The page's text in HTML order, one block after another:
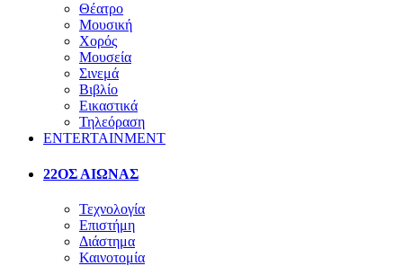
Θέατρο
Μουσική
Χορός
Μουσεία
Σινεμά
Βιβλίο
Εικαστικά
Τηλεόραση
ENTERTAINMENT
22ΟΣ ΑΙΩΝΑΣ
Τεχνολογία
Επιστήμη
Διάστημα
Καινοτομία